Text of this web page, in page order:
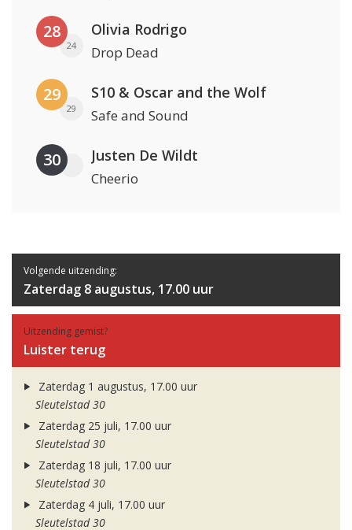
28
24
Olivia Rodrigo
Drop Dead
29
29
S10 & Oscar and the Wolf
Safe and Sound
30 Justen De Wildt
Cheerio
Volgende uitzending:
Zaterdag 8 augustus, 17.00 uur
Uitzending gemist?
Luister terug
Zaterdag 1 augustus, 17.00 uur
Sleutelstad 30
Zaterdag 25 juli, 17.00 uur
Sleutelstad 30
Zaterdag 18 juli, 17.00 uur
Sleutelstad 30
Zaterdag 4 juli, 17.00 uur
Sleutelstad 30